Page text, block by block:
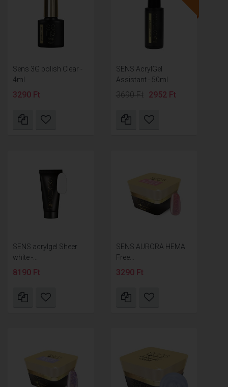
Sens 3G polish Clear -
4ml
3290 Ft
SENS AcrylGel
Assistant - 50ml
3690 Ft 2952 Ft
SENS acrylgel Sheer
white -...
8190 Ft
SENS AURORA HEMA
Free...
3290 Ft